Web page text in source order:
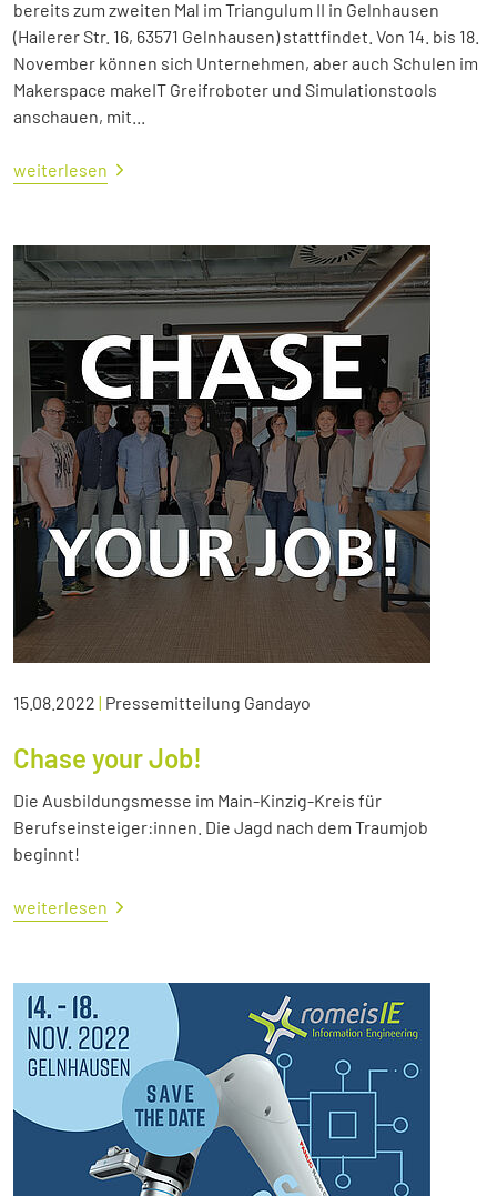
bereits zum zweiten Mal im Triangulum II in Gelnhausen
(Hailerer Str. 16, 63571 Gelnhausen) stattfindet. Von 14. bis 18.
November können sich Unternehmen, aber auch Schulen im
Makerspace makeIT Greifroboter und Simulationstools
anschauen, mit...
weiterlesen
15.08.2022 | Pressemitteilung Gandayo
Chase your Job!
Die Ausbildungsmesse im Main-Kinzig-Kreis für
Berufseinsteiger:innen. Die Jagd nach dem Traumjob
beginnt!
weiterlesen